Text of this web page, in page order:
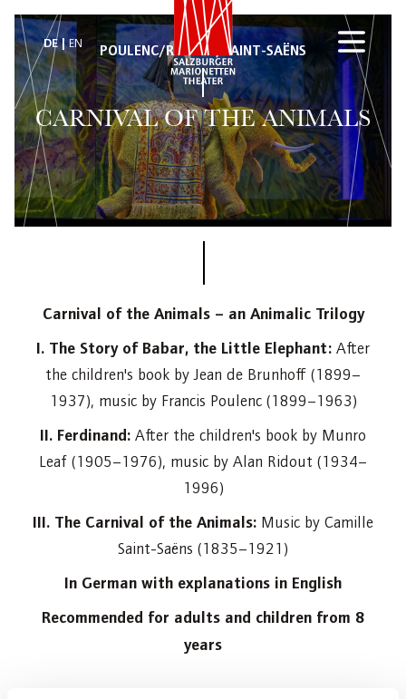
DE EN POULENC/RIDOUT/SAINT-SAËNS
CARNIVAL OF THE ANIMALS
Carnival of the Animals – an Animalic Trilogy
I. The Story of Babar, the Little Elephant: After
the children's book by Jean de Brunhoff (1899–
1937), music by Francis Poulenc (1899–1963)
II. Ferdinand: After the children's book by Munro
Leaf (1905–1976), music by Alan Ridout (1934–
1996)
III. The Carnival of the Animals: Music by Camille
Saint-Saëns (1835–1921)
In German with explanations in English
Recommended for adults and children from 8
years